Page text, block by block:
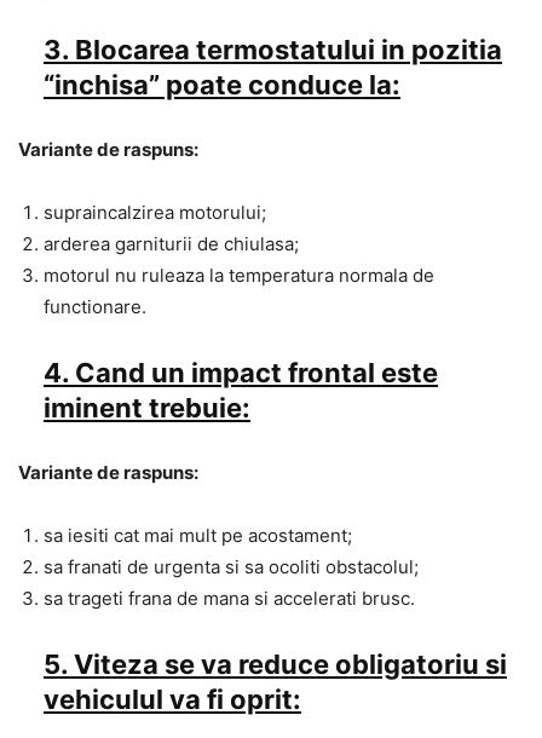
3. Blocarea termostatului in pozitia
“inchisa” poate conduce la:
Variante de raspuns:
supraincalzirea motorului;
arderea garniturii de chiulasa;
motorul nu ruleaza la temperatura normala de
functionare.
4. Cand un impact frontal este
iminent trebuie:
Variante de raspuns:
sa iesiti cat mai mult pe acostament;
sa franati de urgenta si sa ocoliti obstacolul;
sa trageti frana de mana si accelerati brusc.
5. Viteza se va reduce obligatoriu si
vehiculul va fi oprit: